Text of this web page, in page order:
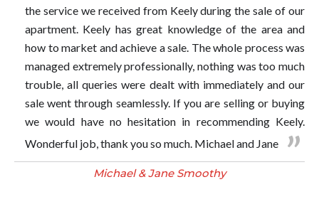
the service we received from Keely during the sale of our
apartment. Keely has great knowledge of the area and
how to market and achieve a sale. The whole process was
managed extremely professionally, nothing was too much
trouble, all queries were dealt with immediately and our
sale went through seamlessly. If you are selling or buying
we would have no hesitation in recommending Keely.
Wonderful job, thank you so much. Michael and Jane
Michael & Jane Smoothy